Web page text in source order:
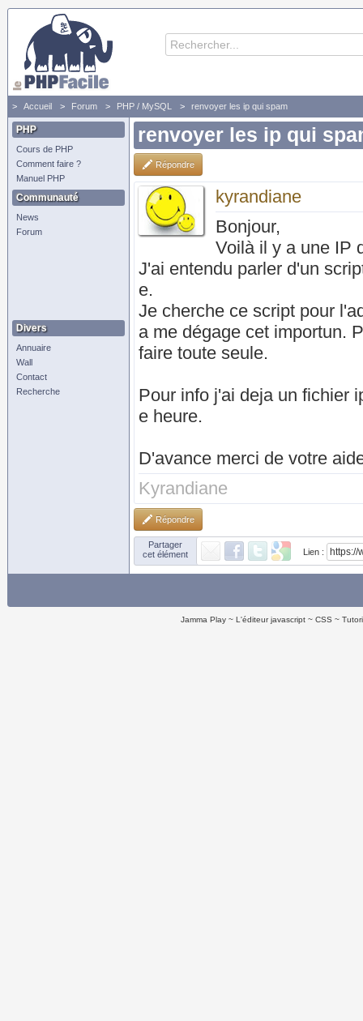
Accueil Forum PHP / MySQL renvoyer les ip qui spam
PHP
Cours de PHP
Comment faire ?
Manuel PHP
Communauté
News
Forum
Divers
Annuaire
Wall
Contact
Recherche
renvoyer les ip qui
Répondre
kyrandiane
Bonjour,
Voilà il y a une IP
J'ai entendu parler d'un
e.
Je cherche ce script pour
a me dégage cet importun.
faire toute seule.
Pour info j'ai deja un fichier
e heure.
D'avance merci de votre
Kyrandiane
Répondre
Partager
cet élément
Lien :
Jamma Play L'éditeur javascript CSS